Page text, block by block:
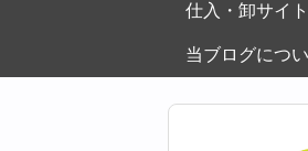
仕入・卸サイト
当ブログにつ